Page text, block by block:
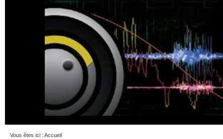
Vous êtes ici : Accueil